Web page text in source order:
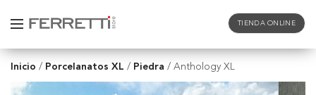
TIENDA ONLINE
Inicio / Porcelanatos XL / Piedra / Anthology XL